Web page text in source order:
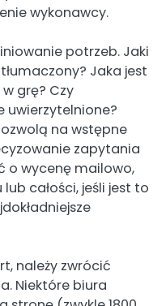
wykonawcy.
potrzeb. Jaki
Jaka jest
grę? Czy
uwierzytelnione?
na wstępne
zapytania
o wycenę mailowo,
całości, jeśli jest to
należy zwrócić
Niektóre biura